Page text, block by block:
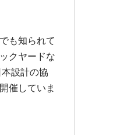
も知られて
クヤードな
設計の協
催していま